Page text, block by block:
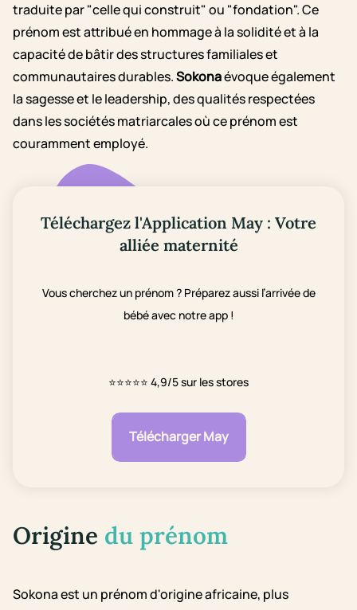
traduite par "celle qui construit" ou "fondation". Ce
prénom est attribué en hommage à la solidité et à la
capacité de bâtir des structures familiales et
communautaires durables.Sokonaévoque également
la sagesse et le leadership, des qualités respectées
dans les sociétés matriarcales où ce prénom est
couramment employé.
Téléchargez l'Application May : Votre
alliée maternité
Vous cherchez un prénom ? Préparez aussi l’arrivée de
bébé avec notre app !
⭐⭐⭐⭐⭐ 4,9/5 sur les stores
Télécharger May
Origine du prénom
Sokona est un prénom d'origine africaine, plus